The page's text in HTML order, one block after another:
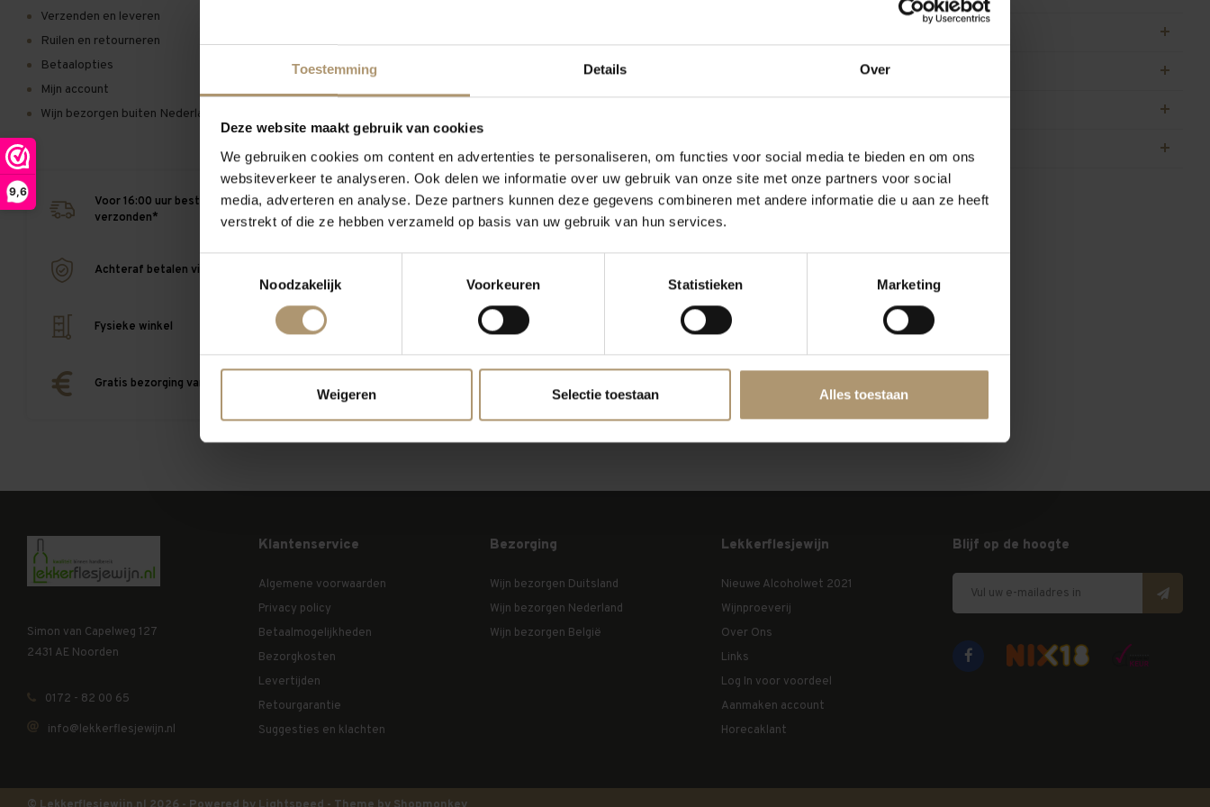
9,6
Toestemming Details Over
Deze website maakt gebruik van cookies
We gebruiken cookies om content en advertenties te personaliseren, om functies voor social media te bieden en om ons
websiteverkeer te analyseren. Ook delen we informatie over uw gebruik van onze site met onze partners voor social
media, adverteren en analyse. Deze partners kunnen deze gegevens combineren met andere informatie die u aan ze heeft
verstrekt of die ze hebben verzameld op basis van uw gebruik van hun services.
Noodzakelijk
Voorkeuren Statistieken Marketing
Weigeren Selectie toestaan Alles toestaan
Verzenden en leveren
Ruilen en retourneren
Betaalopties
Mijn account
Wijn bezorgen buiten Nederland
Voor 16:00 uur besteld, vandaag
verzonden*
Achteraf betalen via Afterpay
Fysieke winkel
Gratis bezorging vanaf €95,-
Is mijn online betaling veilig?
Kan ik als bedrijf op rekening kopen?
Simon van Capelweg 127
2431 AE Noorden
0172 - 82 00 65
info@lekkerflesjewijn.nl
Klantenservice
Algemene voorwaarden
Privacy policy
Betaalmogelijkheden
Bezorgkosten
Levertijden
Retourgarantie
Suggesties en klachten
Bezorging
Wijn bezorgen Duitsland
Wijn bezorgen Nederland
Wijn bezorgen België
Lekkerflesjewijn
Nieuwe Alcoholwet 2021
Wijnproeverij
Over Ons
Links
Log In voor voordeel
Aanmaken account
Horecaklant
Blijf op de hoogte